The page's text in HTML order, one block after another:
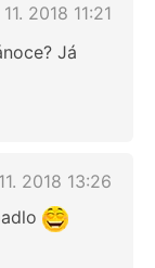
11. 2018 11:21
Já
2018 13:26